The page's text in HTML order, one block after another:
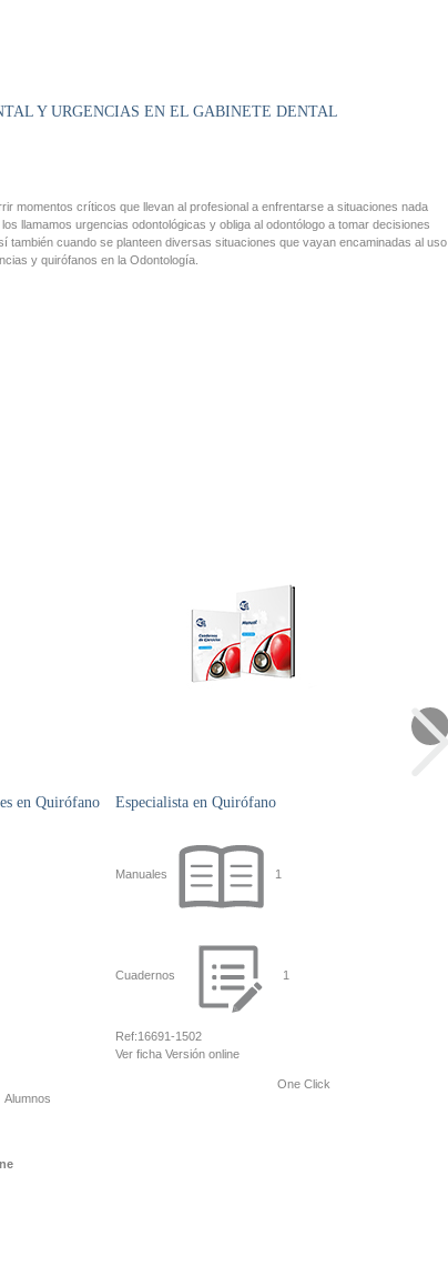
Y URGENCIAS EN EL GABINETE DENTAL
momentos críticos que llevan al profesional a enfrentarse a situaciones nada
llamamos urgencias odontológicas y obliga al odontólogo a tomar decisiones
también cuando se planteen diversas situaciones que vayan encaminadas al uso
y quirófanos en la Odontología.
en Quirófano Especialista en Quirófano
Manuales 1
Cuadernos 1
Ref:16691-1502
Ver ficha Versión online
Alumnos
One Click